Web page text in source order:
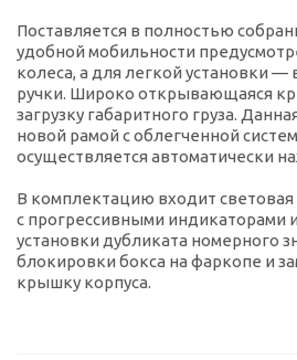
Поставляется в полностью
удобной мобильности
колеса, а для легкой установки —
ручки. Широко открывающаяся
загрузку габаритного груза.
новой рамой с облегченной
осуществляется автоматически
В комплектацию входит световая
с прогрессивными индикаторами
установки дубликата номерного
блокировки бокса на фаркопе и
крышку корпуса.